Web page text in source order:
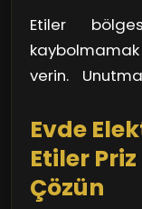
sevdiklerinizin
incelenir.
prizle
yapıldığından
Etiler
verin.
Evde
Etiler
Çözün